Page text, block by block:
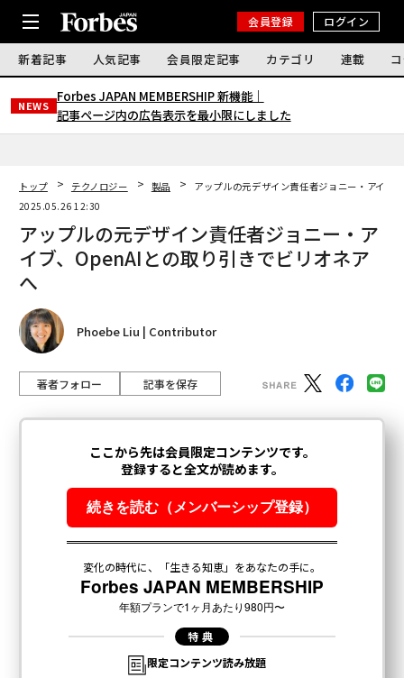
会員登録 ログイン
新着記事 人気記事 会員限定記事 カテゴリ 連載
NEWS
Forbes JAPAN MEMBERSHIP 新機能｜
記事ページ内の広告表示を最小限にしました
トップ テクノロジー 製品
アップルの元デザイン責任者ジョニー・アイ
2025.05.26 12:30
アップルの元デザイン責任者ジョニー・ア
イブ、OpenAIとの取り引きでビリオネア
へ
Phoebe Liu | Contributor
著者フォロー 記事を保存